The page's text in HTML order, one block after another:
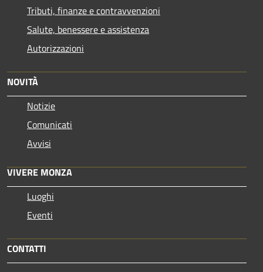
Tributi, finanze e contravvenzioni
Salute, benessere e assistenza
Autorizzazioni
NOVITÀ
Notizie
Comunicati
Avvisi
VIVERE MONZA
Luoghi
Eventi
CONTATTI